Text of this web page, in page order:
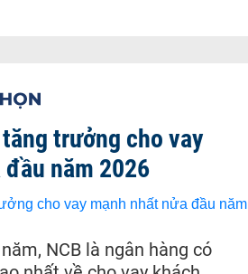
trưởng cho vay
năm 2026
NCB là ngân hàng có